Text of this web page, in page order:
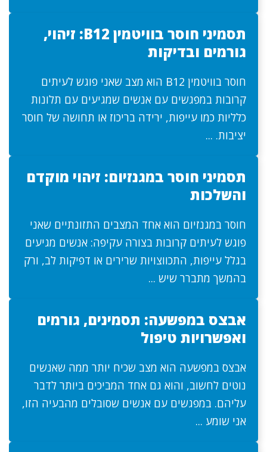
תסמיני חוסר בוויטמין B12: זיהוי,
גורמים ובדיקות
חוסר בוויטמין B12 הוא מצב שאני פוגש לעיתים
קרובות במפגשים עם אנשים שמגיעים עם תלונות
כלליות כמו עייפות, ירידה בריכוז או תחושה של חוסר
יציבות. ...
תסמיני חוסר במגנזיום: זיהוי מוקדם
והשלכות
חוסר במגנזיום הוא אחד המצבים התזונתיים שאני
פוגש לעיתים קרובות בצורה עקיפה: אנשים מגיעים
בגלל עייפות, התכווצויות שרירים או דפיקות לב, ורק
בהמשך מתברר שיש ...
אבצס במפשעה: תסמינים, גורמים
ואפשרויות טיפול
אבצס במפשעה הוא מצב שכיח יותר ממה שאנשים
נוטים לחשוב, והוא גם אחד המביכים ביותר לדבר
עליהם. במפגשים עם אנשים שסובלים מהבעיה הזו,
אני שומע ...